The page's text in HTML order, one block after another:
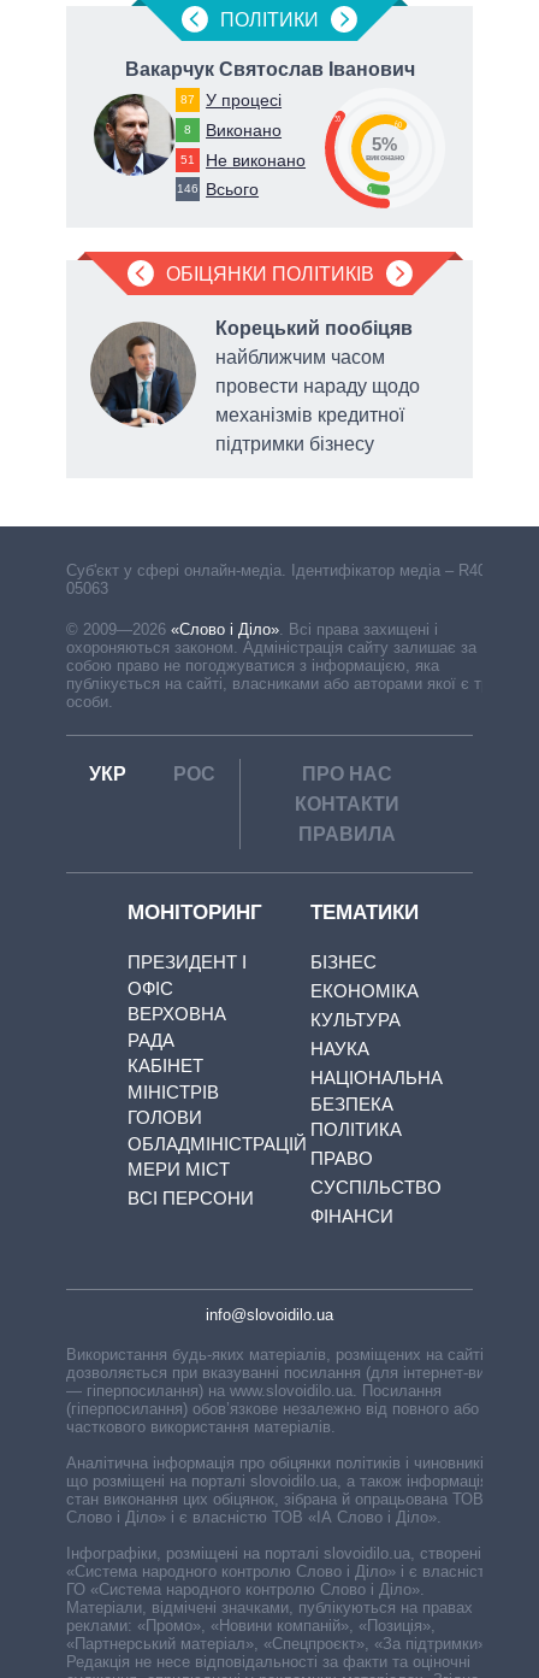
ПОЛIТИКИ
Вакарчук Святослав Іванович
87 У процесі
8 Виконано
51 Не виконано
146 Всього
35
5
60
5%
виконано
ОБІЦЯНКИ ПОЛІТИКІВ
Корецький пообіцяв
найближчим часом
провести нараду щодо
механізмів кредитної
підтримки бізнесу
Cуб'єкт у сфері онлайн-медіа. Ідентифікатор медіа – R40-
05063
© 2009—2026 «Слово і Діло». Всі права захищені і
охороняються законом. Адміністрація сайту залишає за
собою право не погоджуватися з інформацією, яка
публікується на сайті, власниками або авторами якої є треті
особи.
УКР РОС
ПРО НАС
КОНТАКТИ
ПРАВИЛА
МОНІТОРИНГ
ПРЕЗИДЕНТ І
ОФІС
ВЕРХОВНА
РАДА
КАБІНЕТ
МІНІСТРІВ
ГОЛОВИ
ОБЛАДМІНІСТРАЦІЙ
МЕРИ МІСТ
ВСІ ПЕРСОНИ
ТЕМАТИКИ
БІЗНЕС
ЕКОНОМІКА
КУЛЬТУРА
НАУКА
НАЦІОНАЛЬНА
БЕЗПЕКА
ПОЛІТИКА
ПРАВО
СУСПІЛЬСТВО
ФІНАНСИ
info@slovoidilo.ua
Використання будь-яких матеріалів, розміщених на сайті,
дозволяється при вказуванні посилання (для інтернет-видань
— гіперпосилання) на www.slovoidilo.ua. Посилання
(гіперпосилання) обов’язкове незалежно від повного або
часткового використання матеріалів.
Аналітична інформація про обіцянки політиків і чиновників,
що розміщені на порталі slovoidilo.ua, а також інформація про
стан виконання цих обіцянок, зібрана й опрацьована ТОВ «ІА
Слово і Діло» і є власністю ТОВ «ІА Слово і Діло».
Інфографіки, розміщені на порталі slovoidilo.ua, створені ГО
«Система народного контролю Слово і Діло» і є власністю
ГО «Система народного контролю Слово і Діло».
Матеріали, відмічені значками, публікуються на правах
реклами: «Промо», «Новини компаній», «Позиція»,
«Партнерський матеріал», «Спецпроєкт», «За підтримки».
Редакція не несе відповідальності за факти та оціночні